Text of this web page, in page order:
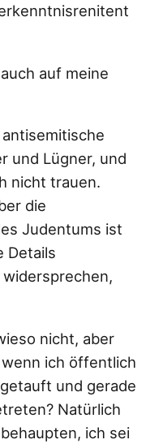
auf meine
und Lügner, und
nicht trauen.
die
Judentums ist
Details
nicht, aber
ich öffentlich
und gerade
Natürlich
ich sei